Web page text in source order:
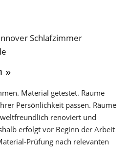
»
Material getestet. Räume
Persönlichkeit passen. Räume
renoviert und
erfolgt vor Beginn der Arbeit
Prüfung nach relevanten